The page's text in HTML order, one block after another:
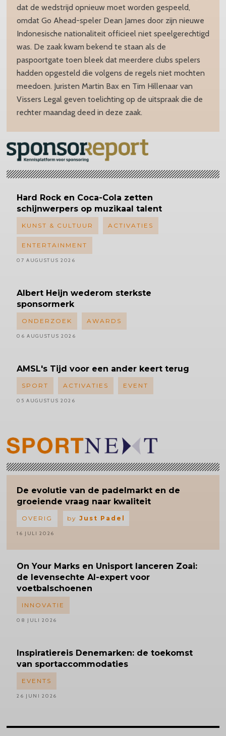
dat de wedstrijd opnieuw moet worden gespeeld,
omdat Go Ahead-speler Dean James door zijn nieuwe
Indonesische nationaliteit officieel niet speelgerechtigd
was. De zaak kwam bekend te staan als de
paspoortgate toen bleek dat meerdere clubs spelers
hadden opgesteld die volgens de regels niet mochten
meedoen. Juristen Martin Bax en Tim Hillenaar van
Vissers Legal geven toelichting op de uitspraak die de
rechter maandag deed in deze zaak.
Hard Rock en Coca-Cola zetten
schijnwerpers op muzikaal talent
KUNST & CULTUUR ACTIVATIES
ENTERTAINMENT
07 AUGUSTUS 2026
Albert Heijn wederom sterkste
sponsormerk
ONDERZOEK AWARDS
06 AUGUSTUS 2026
AMSL's Tijd voor een ander keert terug
SPORT ACTIVATIES EVENT
05 AUGUSTUS 2026
De evolutie van de padelmarkt en de
groeiende vraag naar kwaliteit
OVERIG by Just Padel
16 JULI 2026
On Your Marks en Unisport lanceren Zoai:
de levensechte AI-expert voor
voetbalschoenen
INNOVATIE
08 JULI 2026
Inspiratiereis Denemarken: de toekomst
van sportaccommodaties
EVENTS
26 JUNI 2026